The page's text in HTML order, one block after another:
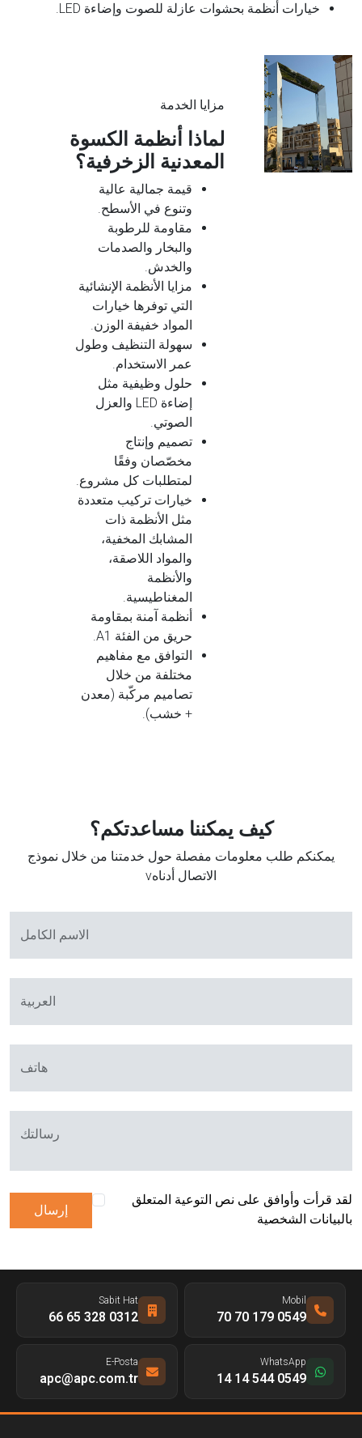
خيارات أنظمة بحشوات عازلة للصوت وإضاءة LED.
مزايا الخدمة
لماذا أنظمة الكسوة
المعدنية الزخرفية؟
قيمة جمالية عالية
وتنوع في الأسطح.
مقاومة للرطوبة
والبخار والصدمات
والخدش.
مزايا الأنظمة الإنشائية
التي توفرها خيارات
المواد خفيفة الوزن.
سهولة التنظيف وطول
عمر الاستخدام.
حلول وظيفية مثل
إضاءة LED والعزل
الصوتي.
تصميم وإنتاج
مخصّصان وفقًا
لمتطلبات كل مشروع.
خيارات تركيب متعددة
مثل الأنظمة ذات
المشابك المخفية،
والمواد اللاصقة،
والأنظمة
المغناطيسية.
أنظمة آمنة بمقاومة
حريق من الفئة A1.
التوافق مع مفاهيم
مختلفة من خلال
تصاميم مركّبة (معدن
+ خشب).
كيف يمكننا مساعدتكم؟
يمكنكم طلب معلومات مفصلة حول خدمتنا من خلال نموذج
الاتصال أدناهv
الاسم الكامل
العربية
هاتف
رسالتك
لقد قرأت وأوافق على نص التوعية المتعلق
بالبيانات الشخصية
إرسال
Mobil
0549 179 70 70
Sabit Hat
0312 328 65 66
WhatsApp
0549 544 14 14
E-Posta
apc@apc.com.tr